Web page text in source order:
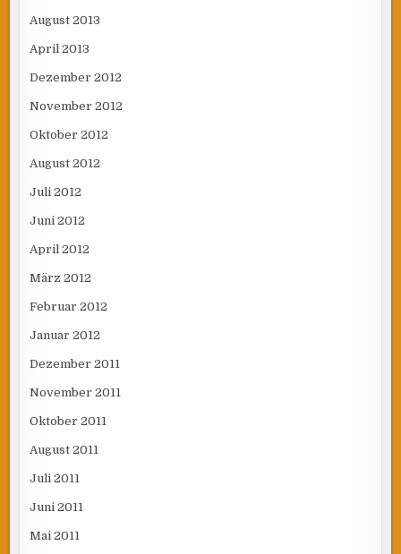
August 2013
April 2013
Dezember 2012
November 2012
Oktober 2012
August 2012
Juli 2012
Juni 2012
April 2012
März 2012
Februar 2012
Januar 2012
Dezember 2011
November 2011
Oktober 2011
August 2011
Juli 2011
Juni 2011
Mai 2011